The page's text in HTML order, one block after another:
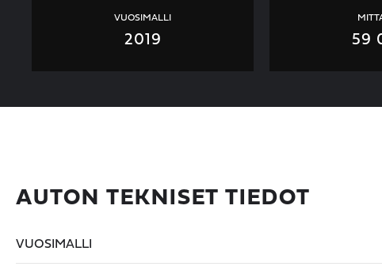
VUOSIMALLI
2019 59
AUTON TEKNISET TIEDOT
VUOSIMALLI